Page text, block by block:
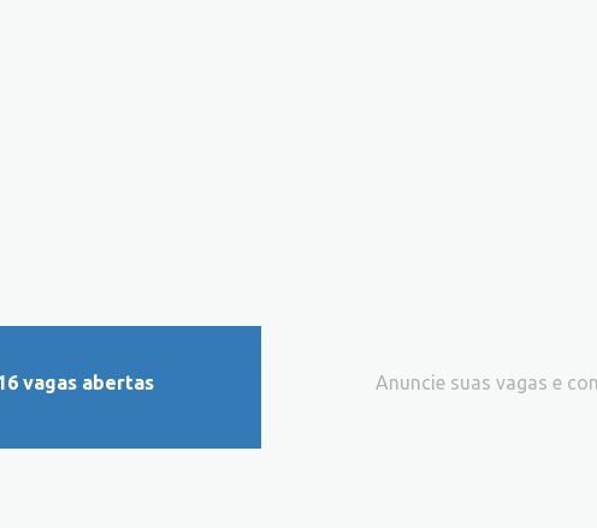
vagas abertas Anuncie suas vagas e